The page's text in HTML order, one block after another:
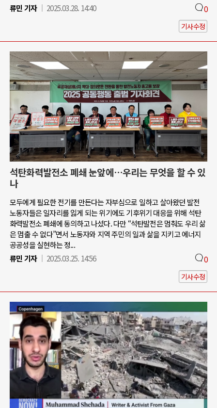
류민 기자
2025.03.28. 14:40 0
기사수정
석탄화력발전소 폐쇄 눈앞에…우리는 무엇을 할 수 있
나
모두에게 필요한 전기를 만든다는 자부심으로 일하고 살아왔던 발전
노동자들은 일자리를 잃게 되는 위기에도 기후위기 대응을 위해 석탄
화력발전소 폐쇄에 동의하고 나섰다. 다만 “석탄발전은 멈춰도 우리 삶
은 멈출 수 없다”면서 노동자와 지역 주민의 일과 삶을 지키고 에너지
공공성을 실현하는 정...
류민 기자
2025.03.25. 14:56 0
기사수정